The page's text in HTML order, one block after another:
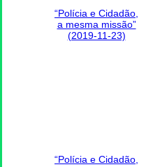
“Polícia e Cidadão,
a mesma missão”
(2019-11-23)
“Polícia e Cidadão,